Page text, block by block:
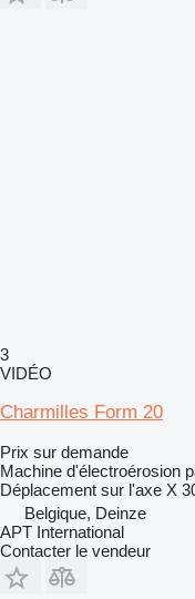
3
VIDÉO
Charmilles Form 20
Prix sur demande
Machine d'électroérosion
Déplacement sur l'axe X
Belgique, Deinze
APT International
Contacter le vendeur